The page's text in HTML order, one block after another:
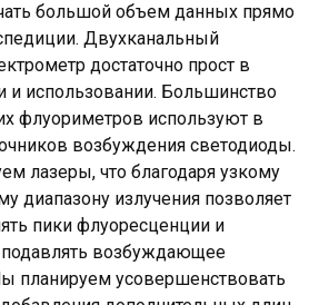
большой объем данных прямо
Двухканальный
достаточно прост в
и использовании. Большинство
флуориметров используют в
возбуждения светодиоды.
лазеры, что благодаря узкому
диапазону излучения позволяет
пики флуоресценции и
возбуждающее
планируем усовершенствовать